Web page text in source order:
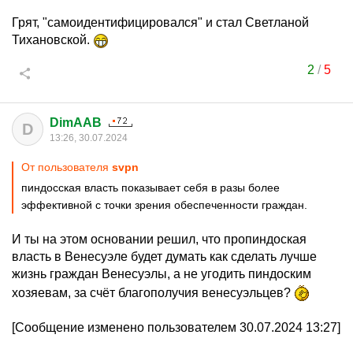
Грят, "самоидентифицировался" и стал Светланой
Тихановской.
2 /5
D DimAAB
13:26, 30.07.2024
От пользователя svpn
пиндосская власть показывает себя в разы более
эффективной с точки зрения обеспеченности граждан.
И ты на этом основании решил, что пропиндоская
власть в Венесуэле будет думать как сделать лучше
жизнь граждан Венесуэлы, а не угодить пиндоским
хозяевам, за счёт благополучия венесуэльцев?
[Сообщение изменено пользователем 30.07.2024 13:27]